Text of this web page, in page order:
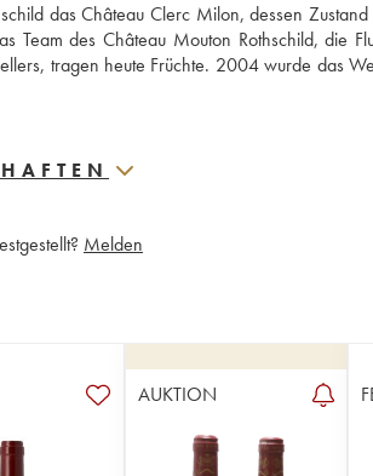
das Château Clerc Milon, dessen
Team des Château Mouton Rothschild, die
tragen heute Früchte. 2004 wurde das
Melden
AUKTION